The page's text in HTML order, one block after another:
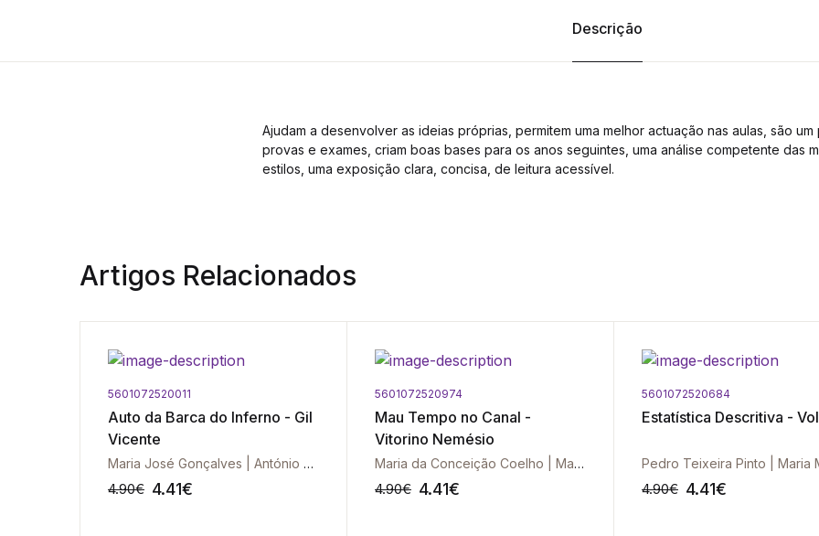
Descrição
Ajudam a desenvolver as ideias próprias, permitem uma melhor actuação nas aulas, são
provas e exames, criam boas bases para os anos seguintes, uma análise competente das
estilos, uma exposição clara, concisa, de leitura acessível.
Artigos Relacionados
5601072520011
Auto da Barca do Inferno - Gil
Vicente
Maria José Gonçalves | António Eusébio
4.90€ 4.41€
5601072520974
Mau Tempo no Canal -
Vitorino Nemésio
Maria da Conceição Coelho | Maria Teresa Azinheira
4.90€ 4.41€
5601072520684
Estatística Descritiva -
4.90€ 4.41€